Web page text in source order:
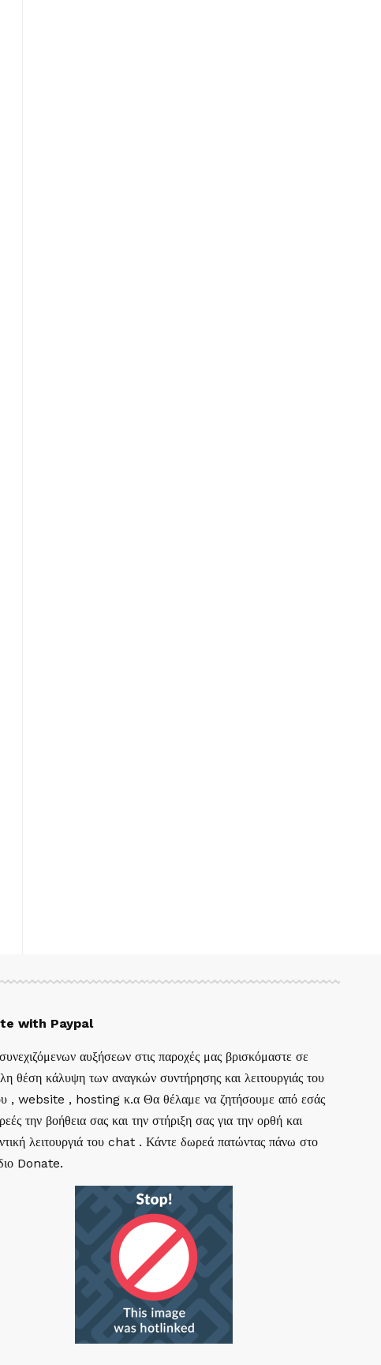
with Paypal
αυξήσεων στις παροχές μας βρισκόμαστε σε
θέση κάλυψη των αναγκών συντήρησης και λειτουργιάς του
, website , hosting κ.α Θα θέλαμε να ζητήσουμε από εσάς
την βοήθεια σας και την στήριξη σας για την ορθή και
λειτουργιά του chat . Κάντε δωρεά πατώντας πάνω στο
Donate.